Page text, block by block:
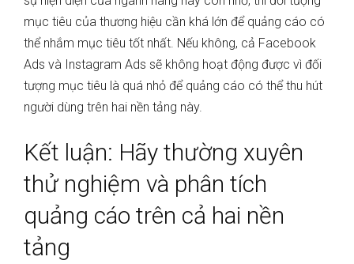
mục tiêu của thương hiệu cần khá lớn để quảng cáo có
thể nhắm mục tiêu tốt nhất. Nếu không, cả Facebook
Ads và Instagram Ads sẽ không hoạt động được vì đối
tượng mục tiêu là quá nhỏ để quảng cáo có thể thu hút
người dùng trên hai nền tảng này.
Kết luận: Hãy thường xuyên
thử nghiệm và phân tích
quảng cáo trên cả hai nền
tảng